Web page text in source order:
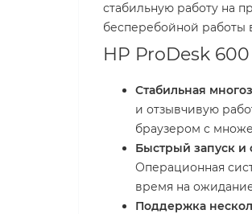
стабильную работу на
бесперебойной работы
HP ProDesk
Стабильная
и отзывчивую
браузером с
Быстрый запуск и
Операционная
время на ожидание
Поддержка